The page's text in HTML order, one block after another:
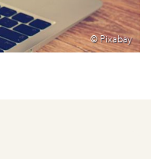
© Pixabay